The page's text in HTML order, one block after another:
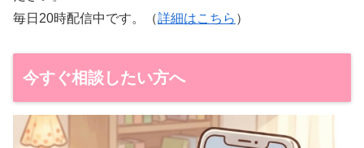
毎日20時配信中です。（詳細はこちら ）
今すぐ相談したい方へ